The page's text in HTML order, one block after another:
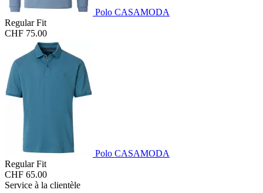
Polo CASAMODA
Regular Fit
CHF 75.00
Polo CASAMODA
Regular Fit
CHF 65.00
Service à la clientèle